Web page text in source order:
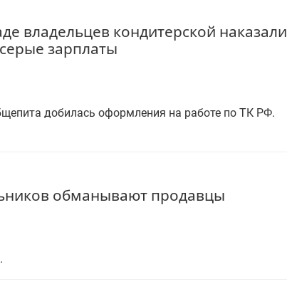
владельцев кондитерской наказали
зарплаты
добилась оформления на работе по ТК РФ.
обманывают продавцы